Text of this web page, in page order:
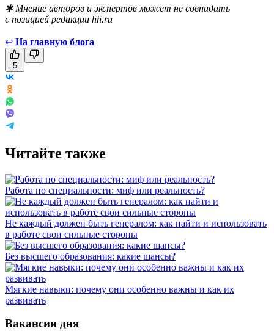
✱ Мнение авторов и экспертов может не совпадать
с позицией редакции hh.ru
↩ На главную блога
5
Читайте также
Работа по специальности: миф или реальность?
Не каждый должен быть генералом: как найти и использовать
в работе свои сильные стороны
Без высшего образования: какие шансы?
Мягкие навыки: почему они особенно важны и как их
развивать
Вакансии дня